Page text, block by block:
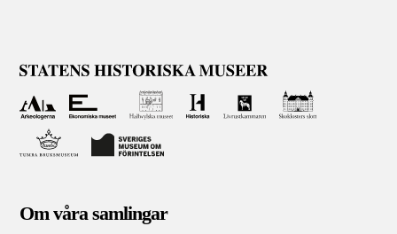
Om våra samlingar